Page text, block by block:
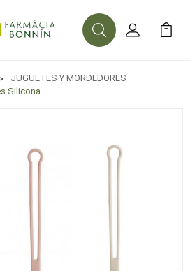
BuscarMi Cuenta
Mi
JUGUETES Y MORDEDORES
Silicona